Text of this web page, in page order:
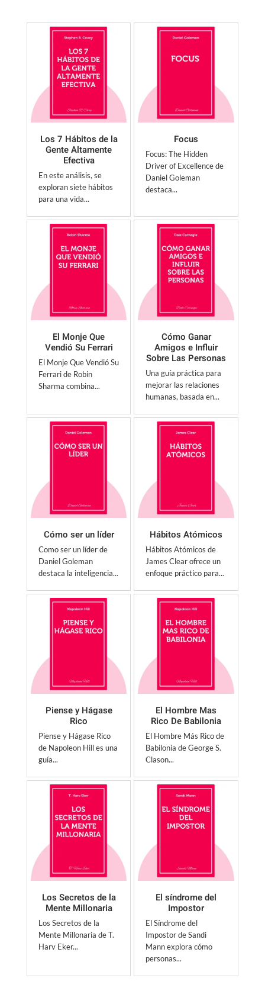
Los 7 Hábitos de la
Gente Altamente
Efectiva
En este análisis, se
exploran siete hábitos
para una vida...
Focus
Focus: The Hidden
Driver of Excellence de
Daniel Goleman
destaca...
El Monje Que
Vendió Su Ferrari
El Monje Que Vendió Su
Ferrari de Robin
Sharma combina...
Cómo Ganar
Amigos e Influir
Sobre Las Personas
Una guía práctica para
mejorar las relaciones
humanas, basada en...
Cómo ser un líder
Como ser un líder de
Daniel Goleman
destaca la inteligencia...
Hábitos Atómicos
Hábitos Atómicos de
James Clear ofrece un
enfoque práctico para...
Piense y Hágase
Rico
Piense y Hágase Rico
de Napoleon Hill es una
guía...
El Hombre Mas
Rico De Babilonia
El Hombre Más Rico de
Babilonia de George S.
Clason...
Los Secretos de la
Mente Millonaria
Los Secretos de la
Mente Millonaria de T.
Harv Eker...
El síndrome del
Impostor
El Síndrome del
Impostor de Sandi
Mann explora cómo
personas...